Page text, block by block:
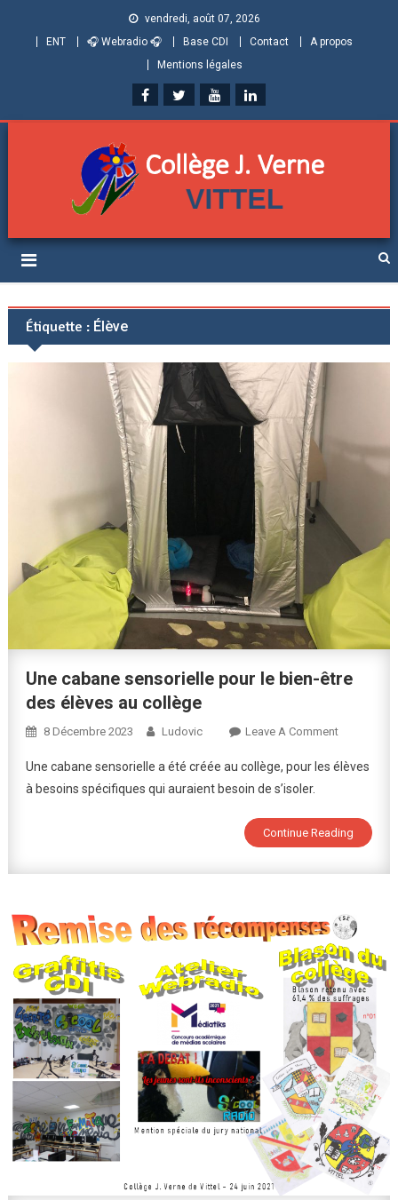
vendredi, août 07, 2026
ENT
🎧 Webradio 🎧 Base CDI Contact
A propos
Mentions légales
Collège Jules Verne de
Vittel (Vosges)
Étiquette : Élève
Une cabane sensorielle pour le bien-être
des élèves au collège
8 Décembre 2023 Ludovic Leave A CommentOn
Cabane
Le
Élèves
Au
Collège
Une cabane sensorielle a été créée au collège, pour les élèves
à besoins spécifiques qui auraient besoin de s’isoler.
Continue Reading